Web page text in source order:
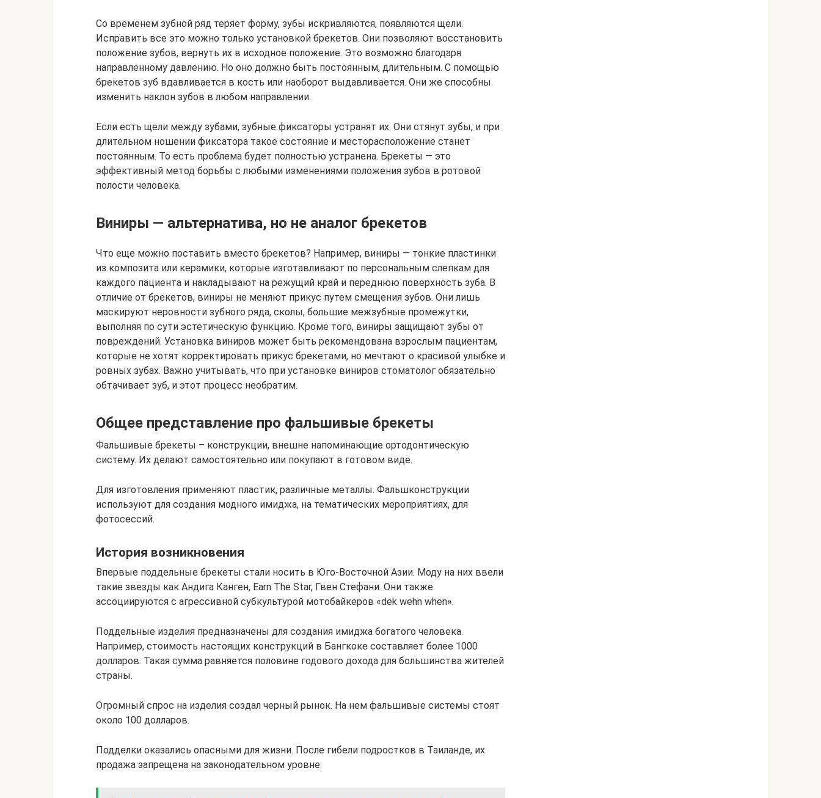
Со временем зубной ряд теряет форму, зубы искривляются, появляются щели.
Исправить все это можно только установкой брекетов. Они позволяют восстановить
положение зубов, вернуть их в исходное положение. Это возможно благодаря
направленному давлению. Но оно должно быть постоянным, длительным. С помощью
брекетов зуб вдавливается в кость или наоборот выдавливается. Они же способны
изменить наклон зубов в любом направлении.
Если есть щели между зубами, зубные фиксаторы устранят их. Они стянут зубы, и при
длительном ношении фиксатора такое состояние и месторасположение станет
постоянным. То есть проблема будет полностью устранена. Брекеты — это
эффективный метод борьбы с любыми изменениями положения зубов в ротовой
полости человека.
Виниры — альтернатива, но не аналог брекетов
Что еще можно поставить вместо брекетов? Например, виниры — тонкие пластинки
из композита или керамики, которые изготавливают по персональным слепкам для
каждого пациента и накладывают на режущий край и переднюю поверхность зуба. В
отличие от брекетов, виниры не меняют прикус путем смещения зубов. Они лишь
маскируют неровности зубного ряда, сколы, большие межзубные промежутки,
выполняя по сути эстетическую функцию. Кроме того, виниры защищают зубы от
повреждений. Установка виниров может быть рекомендована взрослым пациентам,
которые не хотят корректировать прикус брекетами, но мечтают о красивой улыбке и
ровных зубах. Важно учитывать, что при установке виниров стоматолог обязательно
обтачивает зуб, и этот процесс необратим.
Общее представление про фальшивые брекеты
Фальшивые брекеты – конструкции, внешне напоминающие ортодонтическую
систему. Их делают самостоятельно или покупают в готовом виде.
Для изготовления применяют пластик, различные металлы. Фальшконструкции
используют для создания модного имиджа, на тематических мероприятиях, для
фотосессий.
История возникновения
Впервые поддельные брекеты стали носить в Юго-Восточной Азии. Моду на них ввели
такие звезды как Андига Канген, Earn The Star, Гвен Стефани. Они также
ассоциируются с агрессивной субкультурой мотобайкеров «dek wehn when».
Поддельные изделия предназначены для создания имиджа богатого человека.
Например, стоимость настоящих конструкций в Бангкоке составляет более 1000
долларов. Такая сумма равняется половине годового дохода для большинства жителей
страны.
Огромный спрос на изделия создал черный рынок. На нем фальшивые системы стоят
около 100 долларов.
Подделки оказались опасными для жизни. После гибели подростков в Таиланде, их
продажа запрещена на законодательном уровне.